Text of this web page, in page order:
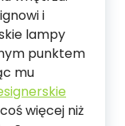
i
lampy
punktem
mu
więcej niż